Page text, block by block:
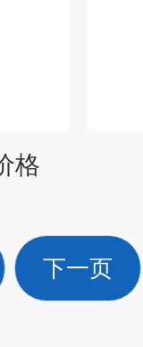
格
下一页